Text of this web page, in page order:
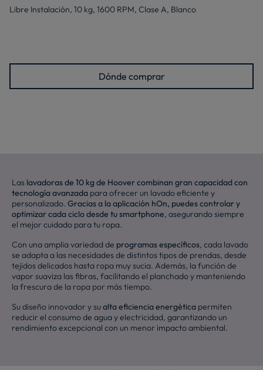
Libre Instalación, 10 kg, 1600 RPM, Clase A, Blanco
Dónde comprar
Las lavadoras de 10 kg de Hoover combinan gran capacidad con
tecnología avanzada para ofrecer un lavado eficiente y
personalizado. Gracias a la aplicación hOn, puedes controlar y
optimizar cada ciclo desde tu smartphone, asegurando siempre
el mejor cuidado para tu ropa.
Con una amplia variedad de programas específicos, cada lavado
se adapta a las necesidades de distintos tipos de prendas, desde
tejidos delicados hasta ropa muy sucia. Además, la función de
vapor suaviza las fibras, facilitando el planchado y manteniendo
la frescura de la ropa por más tiempo.
Su diseño innovador y sualta eficiencia energética permiten
reducir el consumo de agua y electricidad, garantizando un
rendimiento excepcional con un menor impacto ambiental.